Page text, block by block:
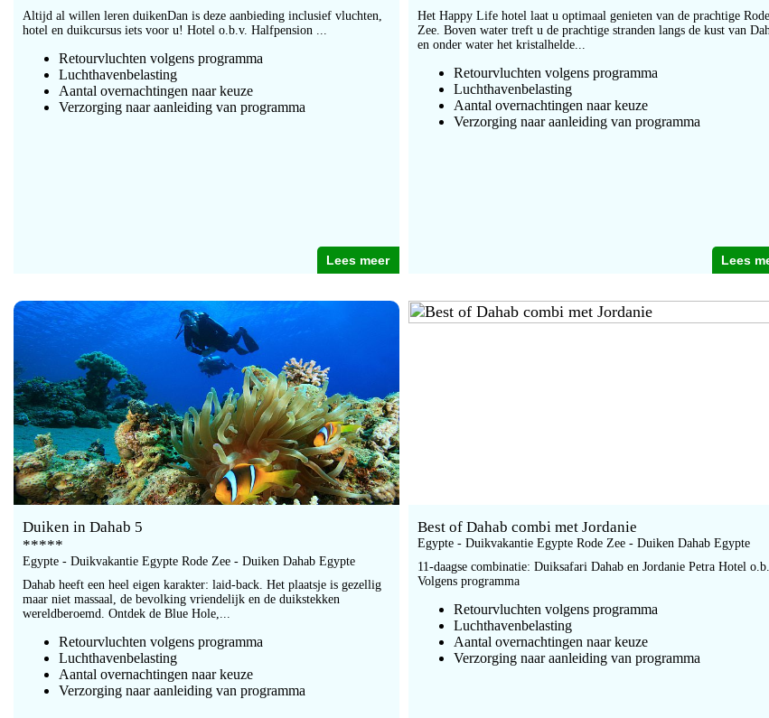
Altijd al willen leren duikenDan is deze aanbieding inclusief vluchten,
hotel en duikcursus iets voor u! Hotel o.b.v. Halfpension ...
Retourvluchten volgens programma
Luchthavenbelasting
Aantal overnachtingen naar keuze
Verzorging naar aanleiding van programma
Lees meer
Het Happy Life hotel laat u optimaal genieten van de prachtige Rode
Zee. Boven water treft u de prachtige stranden langs de kust van
en onder water het kristalhelde...
Retourvluchten volgens programma
Luchthavenbelasting
Aantal overnachtingen naar keuze
Verzorging naar aanleiding van programma
Lees
Duiken in Dahab 5
*****
Egypte - Duikvakantie Egypte Rode Zee - Duiken Dahab Egypte
Dahab heeft een heel eigen karakter: laid-back. Het plaatsje is gezellig
maar niet massaal, de bevolking vriendelijk en de duikstekken
wereldberoemd. Ontdek de Blue Hole,...
Retourvluchten volgens programma
Luchthavenbelasting
Aantal overnachtingen naar keuze
Verzorging naar aanleiding van programma
Best of Dahab combi met Jordanie
Egypte - Duikvakantie Egypte Rode Zee - Duiken Dahab Egypte
11-daagse combinatie: Duiksafari Dahab en Jordanie Petra Hotel
Volgens programma
Retourvluchten volgens programma
Luchthavenbelasting
Aantal overnachtingen naar keuze
Verzorging naar aanleiding van programma